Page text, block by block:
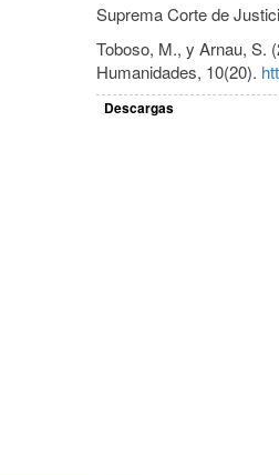
Suprema Corte de
Toboso, M., y Arnau, S.
Humanidades, 10(20).
Descargas